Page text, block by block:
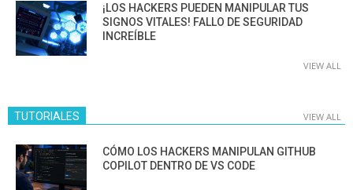
¡LOS HACKERS PUEDEN MANIPULAR TUS
SIGNOS VITALES! FALLO DE SEGURIDAD
INCREÍBLE
VIEW ALL
TUTORIALES VIEW ALL
CÓMO LOS HACKERS MANIPULAN GITHUB
COPILOT DENTRO DE VS CODE